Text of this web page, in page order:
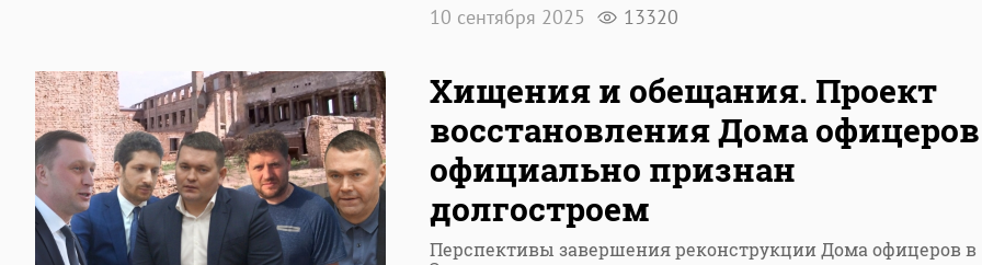
10 сентября 2025
13320
Хищения и обещания. Проект
восстановления Дома офицеров
официально признан
долгостроем
Перспективы завершения реконструкции Дома офицеров в